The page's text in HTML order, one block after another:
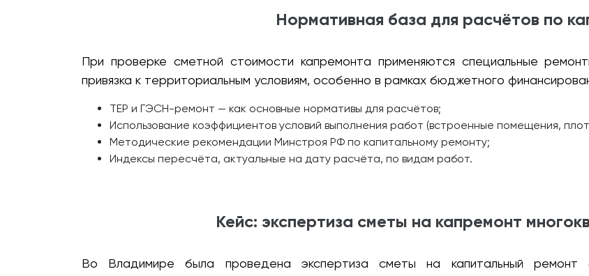
Нормативная база для расчётов по
При проверке сметной стоимости капремонта применяются специальные
привязка к территориальным условиям, особенно в рамках бюджетного
ТЕР и ГЭСН-ремонт — как основные нормативы для расчётов;
Использование коэффициентов условий выполнения работ (встроенные помещения,
Методические рекомендации Минстроя РФ по капитальному ремонту;
Индексы пересчёта, актуальные на дату расчёта, по видам работ.
Кейс: экспертиза сметы на капремонт
Во Владимире была проведена экспертиза сметы на капитальный